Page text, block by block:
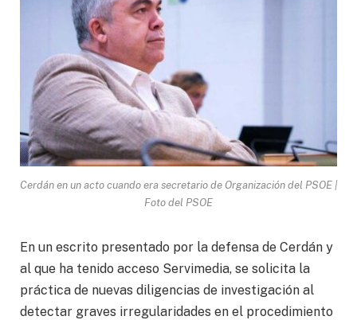
Cerdán en un acto cuando era secretario de Organización del PSOE |
Foto del PSOE
En un escrito presentado por la defensa de Cerdán y
al que ha tenido acceso Servimedia, se solicita la
práctica de nuevas diligencias de investigación al
detectar graves irregularidades en el procedimiento